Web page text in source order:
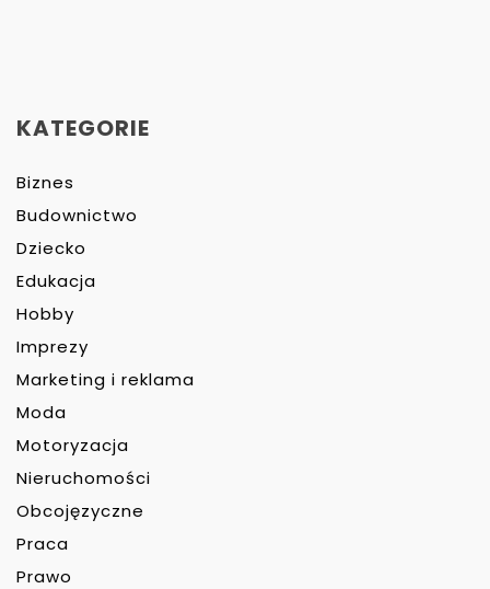
KATEGORIE
Biznes
Budownictwo
Dziecko
Edukacja
Hobby
Imprezy
Marketing i reklama
Moda
Motoryzacja
Nieruchomości
Obcojęzyczne
Praca
Prawo